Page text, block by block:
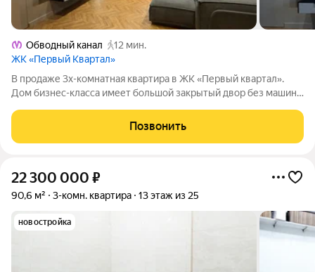
Обводный канал
12 мин.
ЖК «Первый Квартал»
В продаже 3х-комнатная квартира в ЖК «Первый квартал».
Дом бизнес-класса имеет большой закрытый двор без машин.
выездами на Боровую ул. и Лиговский пр-кт. Развитая
инфраструктура: во дворе дома
Позвонить
22 300 000 ₽
90,6 м² 3-комн. квартира 13 этаж из 25
новостройка